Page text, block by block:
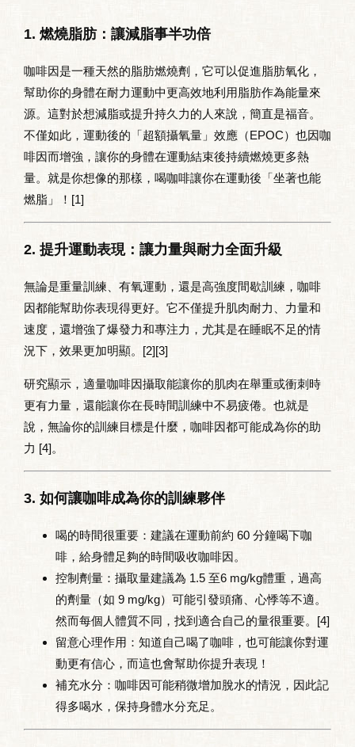
1. 燃燒脂肪：讓減脂事半功倍
咖啡因是一種天然的脂肪燃燒劑，它可以促進脂肪氧化，
幫助你的身體在耐力運動中更高效地利用脂肪作為能量來
源。這對於想減脂或提升持久力的人來說，簡直是福音。
不僅如此，運動後的「超額攝氧量」效應（EPOC）也因咖
啡因而增強，讓你的身體在運動結束後持續燃燒更多熱
量。就是你想像的那樣，喝咖啡讓你在運動後「坐著也能
燃脂」！[1]
2. 提升運動表現：讓力量與耐力全面升級
無論是重量訓練、有氧運動，還是高強度間歇訓練，咖啡
因都能幫助你表現得更好。它不僅提升肌肉耐力、力量和
速度，還增強了爆發力和專注力，尤其是在睡眠不足的情
況下，效果更加明顯。[2][3]
研究顯示，適量咖啡因攝取能讓你的肌肉在舉重或衝刺時
更有力量，還能讓你在長時間訓練中不易疲倦。也就是
說，無論你的訓練目標是什麼，咖啡因都可能成為你的助
力 [4]。
3. 如何讓咖啡成為你的訓練夥伴
喝的時間很重要 ：建議在運動前約 60 分鐘喝下咖
啡，給身體足夠的時間吸收咖啡因。
控制劑量 ：攝取量建議為 1.5 至6 mg/kg體重，過高
的劑量（如 9 mg/kg）可能引發頭痛、心悸等不適。
然而每個人體質不同，找到適合自己的量很重要。[4]
留意心理作用 ：知道自己喝了咖啡，也可能讓你對運
動更有信心，而這也會幫助你提升表現！
補充水分 ：咖啡因可能稍微增加脫水的情況，因此記
得多喝水，保持身體水分充足。